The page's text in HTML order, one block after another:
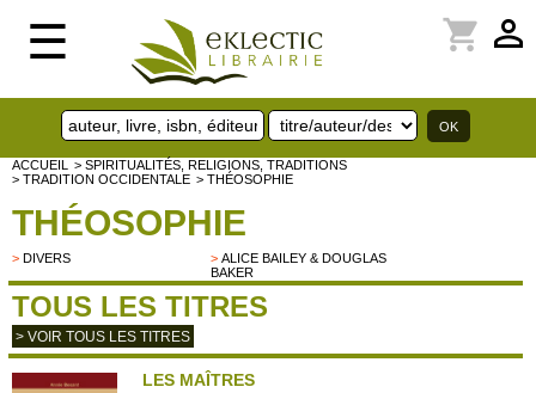
☰ perm_identity
shopping_cart
ACCUEIL
> SPIRITUALITÉS, RELIGIONS, TRADITIONS
> TRADITION OCCIDENTALE > THÉOSOPHIE
THÉOSOPHIE
> DIVERS >ALICE BAILEY & DOUGLAS
BAKER
TOUS LES TITRES
> VOIR TOUS LES TITRES
LES MAÎTRES